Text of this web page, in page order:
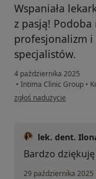
Wspaniała
z pasją!
profesjonalizm i
specjalistów.
4 października 2025
• Intima Clinic Group •
w opinii użytkownika Kaja
zgłoś nadużycie
lek. dent.
Bardzo
29 października 2025